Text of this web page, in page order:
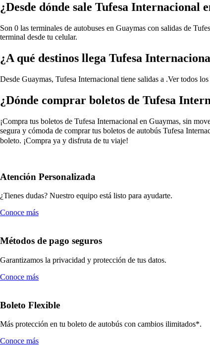
¿Desde dónde sale Tufesa Internacional
Son 0 las terminales de autobuses en Guaymas con salidas de
terminal desde tu celular.
¿A qué destinos llega Tufesa
Desde Guaymas, Tufesa Internacional tiene salidas a .Ver todos
¿Dónde comprar boletos de Tufesa
¡Compra tus boletos de Tufesa Internacional en Guaymas, sin
segura y cómoda de comprar tus boletos de autobús Tufesa
boleto. ¡Compra ya y disfruta de tu viaje!
Atención Personalizada
¿Tienes dudas? Nuestro equipo está listo para ayudarte.
Conoce más
Métodos de pago seguros
Garantizamos la privacidad y protección de tus datos.
Conoce más
Boleto Flexible
Más protección en tu boleto de autobús con cambios ilimitados*.
Conoce más